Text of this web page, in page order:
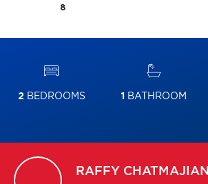
8
2BEDROOMS 1 BATHROOM
RAFFY CHATMAJIAN